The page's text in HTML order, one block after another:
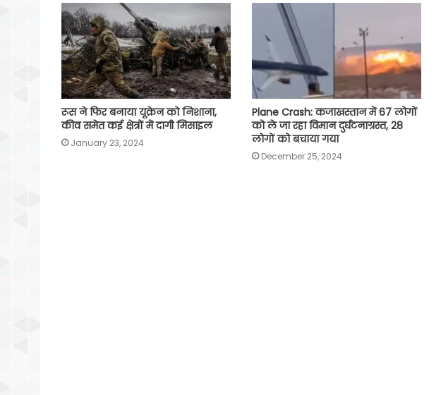
k
k
रूस ने फिर बनाया यूक्रेन को निशाना,
कीव समेत कई क्षेत्रों में दागी मिसाइल
January 23, 2024
Plane Crash: कजाखस्तान में 67 लोगों
को ले जा रहा विमान दुर्घटनाग्रस्त, 28
लोगों को बचाया गया
December 25, 2024